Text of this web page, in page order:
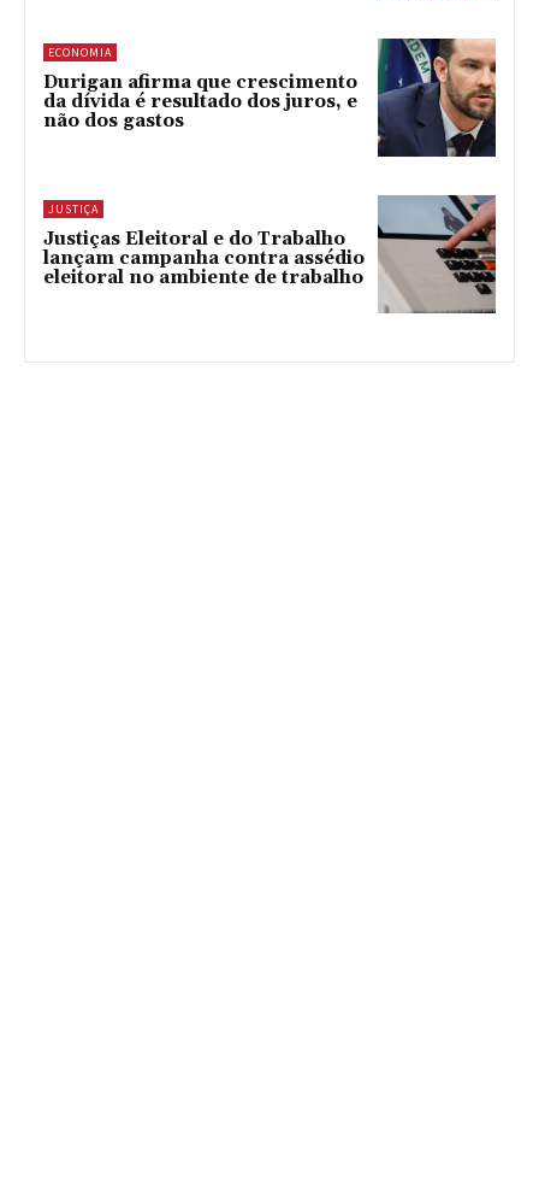
ECONOMIA
Durigan afirma que crescimento
da dívida é resultado dos juros, e
não dos gastos
JUSTIÇA
Justiças Eleitoral e do Trabalho
lançam campanha contra assédio
eleitoral no ambiente de trabalho